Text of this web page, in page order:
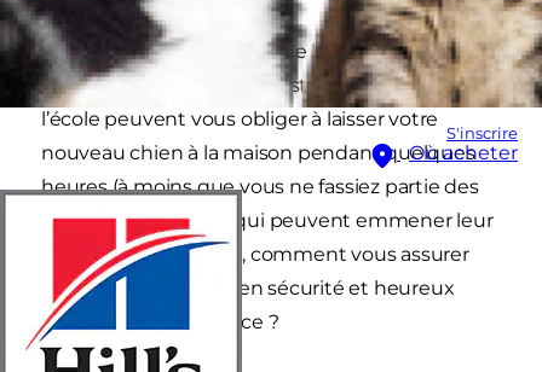
S'inscrire
Où acheter
Mais, au fur et à mesure que lundi matin
approche, l’inquiétude s’installe. Le travail et
l’école peuvent vous obliger à laisser votre
nouveau chien à la maison pendant quelques
heures (à moins que vous ne fassiez partie des
quelques chanceux qui peuvent emmener leur
chien au travail). Alors, comment vous assurer
que votre chien sera en sécurité et heureux
pendant votre absence ?